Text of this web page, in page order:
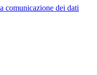
comunicazione dei dati